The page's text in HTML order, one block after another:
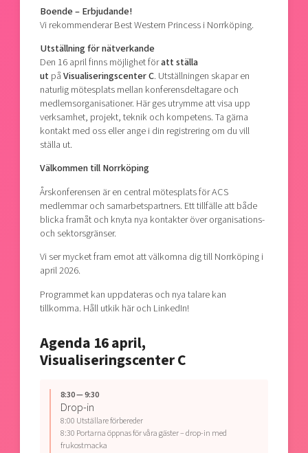
Boende – Erbjudande!
Vi rekommenderar Best Western Princess i Norrköping.
Utställning för nätverkande
Den 16 april finns möjlighet föratt ställa
ut påVisualiseringscenter C. Utställningen skapar en
naturlig mötesplats mellan konferensdeltagare och
medlemsorganisationer. Här ges utrymme att visa upp
verksamhet, projekt, teknik och kompetens. Ta gärna
kontakt med oss eller ange i din registrering om du vill
ställa ut.
Välkommen till Norrköping
Årskonferensen är en central mötesplats för ACS
medlemmar och samarbetspartners. Ett tillfälle att både
blicka framåt och knyta nya kontakter över organisations-
och sektorsgränser.
Vi ser mycket fram emot att välkomna dig till Norrköping i
april 2026.
Programmet kan uppdateras och nya talare kan
tillkomma. Håll utkik här och LinkedIn!
Agenda 16 april,
Visualiseringscenter C
8:30 — 9:30
Drop-in
8:00 Utställare förbereder
8:30 Portarna öppnas för våra gäster – drop-in med
frukostmacka